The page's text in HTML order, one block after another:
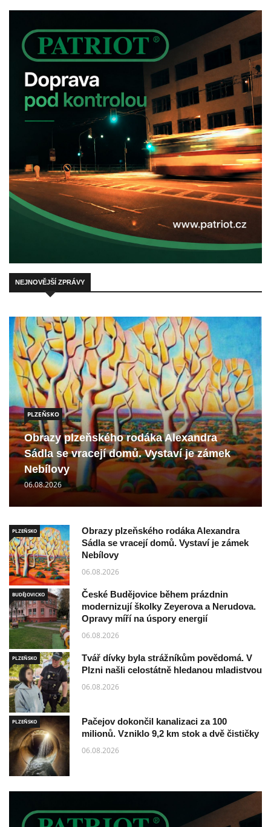
NEJNOVĚJŠÍ ZPRÁVY
PLZEŇSKO
Obrazy plzeňského rodáka Alexandra
Sádla se vracejí domů. Vystaví je zámek
Nebílovy
06.08.2026
PLZEŇSKO
Obrazy plzeňského rodáka Alexandra
Sádla se vracejí domů. Vystaví je zámek
Nebílovy
06.08.2026
BUDĚJOVICKO
České Budějovice během prázdnin
modernizují školky Zeyerova a Nerudova.
Opravy míří na úspory energií
06.08.2026
PLZEŇSKO
Tvář dívky byla strážníkům povědomá. V
Plzni našli celostátně hledanou mladistvou
06.08.2026
PLZEŇSKO
Pačejov dokončil kanalizaci za 100
milionů. Vzniklo 9,2 km stok a dvě čističky
06.08.2026